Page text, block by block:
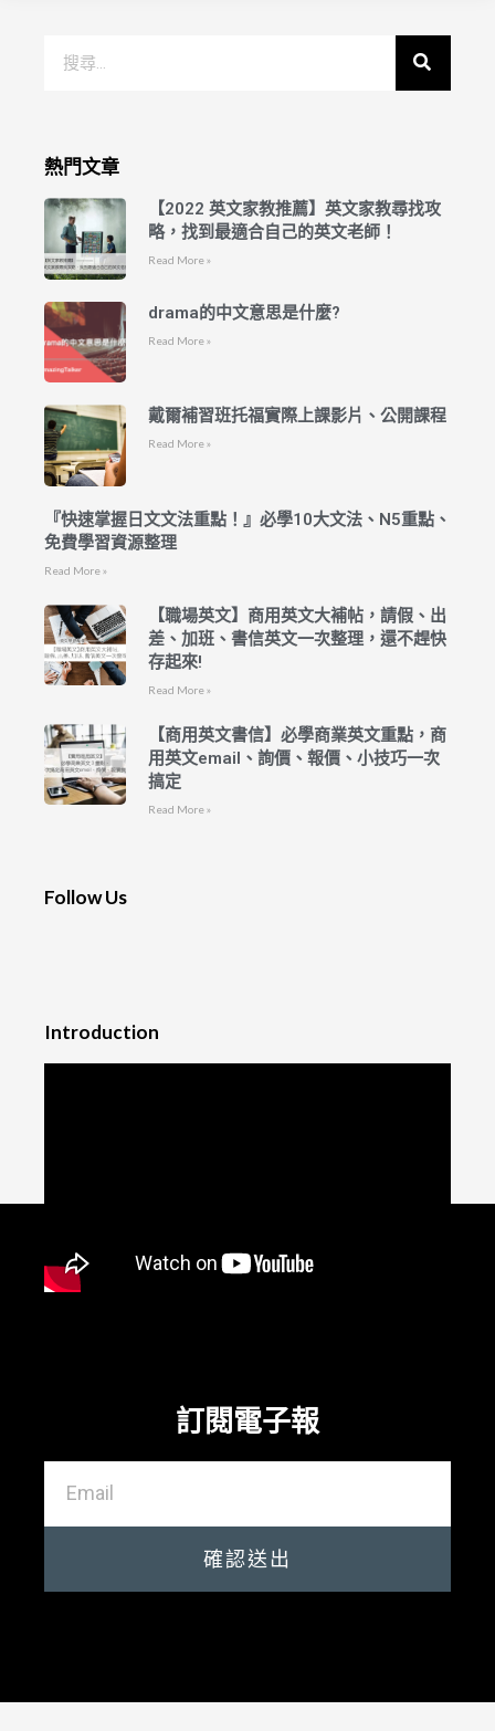
熱門文章
【2022 英文家教推薦】英文家教尋找攻
略，找到最適合自己的英文老師！
Read More »
drama的中文意思是什麼?
Read More »
戴爾補習班托福實際上課影片、公開課程
Read More »
『快速掌握日文文法重點！』必學10大文法、N5重點、
免費學習資源整理
Read More »
【職場英文】商用英文大補帖，請假、出
差、加班、書信英文一次整理，還不趕快
存起來!
Read More »
【商用英文書信】必學商業英文重點，商
用英文email、詢價、報價、小技巧一次
搞定
Read More »
Follow Us
Introduction
訂閱電子報
確認送出